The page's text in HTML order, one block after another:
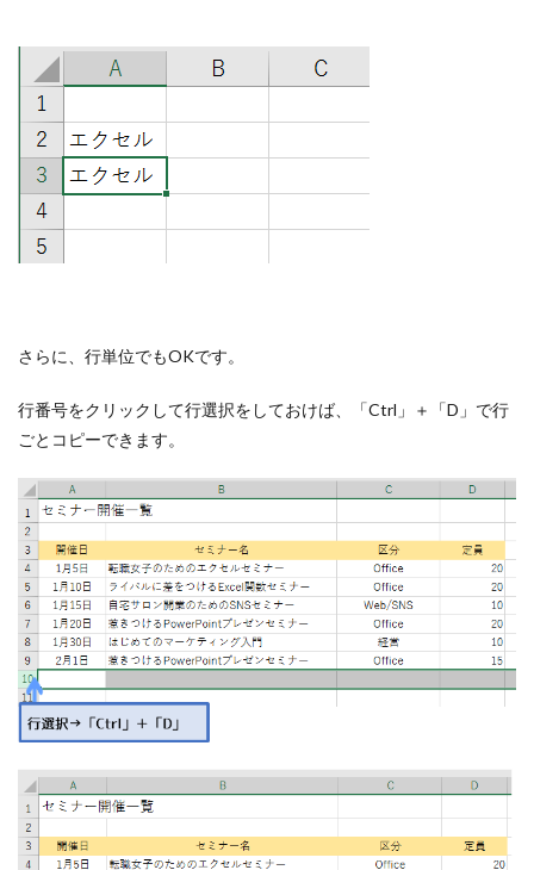
さらに、行単位でもOKです。
行番号をクリックして行選択をしておけば、「Ctrl」＋「D」で行
ごとコピーできます。